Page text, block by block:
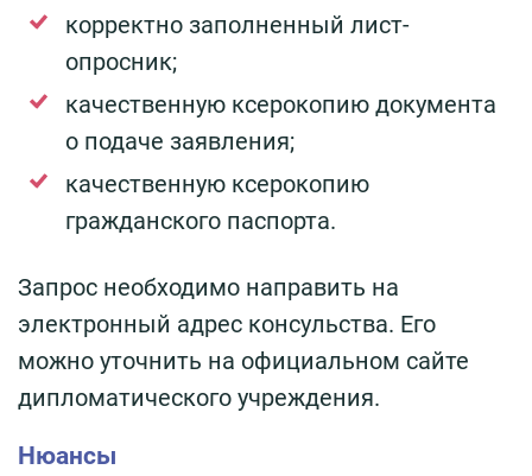
корректно заполненный лист-
опросник;
качественную ксерокопию документа
о подаче заявления;
качественную ксерокопию
гражданского паспорта.
Запрос необходимо направить на
электронный адрес консульства. Его
можно уточнить на официальном сайте
дипломатического учреждения.
Нюансы